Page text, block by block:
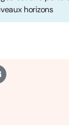
horizons